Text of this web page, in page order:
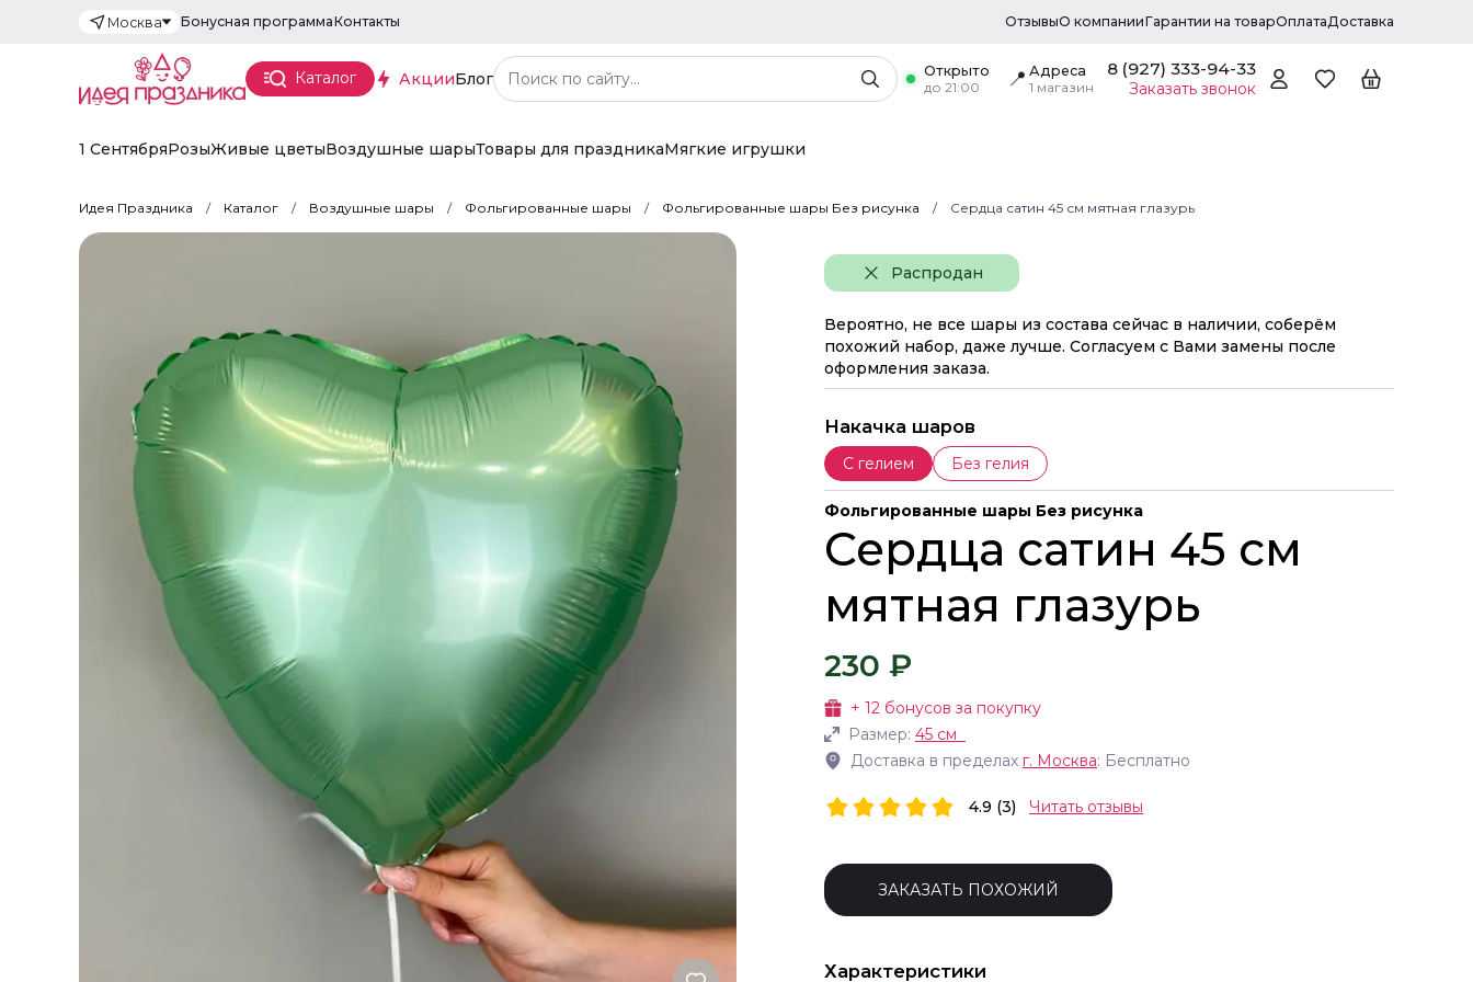
Москва Бонусная программаКонтакты ОтзывыО компанииГарантии на товарОплатаДоставка
Каталог АкцииБлог
Открыто
до 21:00
📍 Адреса
1 магазин
8 (927) 333-94-33
Заказать звонок
1 СентябряРозыЖивые цветыВоздушные шарыТовары для праздникаМягкие игрушки
Идея Праздника Каталог Воздушные шары Фольгированные шары Фольгированные шары Без рисунка Сердца сатин 45 см мятная глазурь
Распродан
Вероятно, не все шары из состава сейчас в наличии, соберём
похожий набор, даже лучше. Согласуем с Вами замены после
оформления заказа.
Накачка шаров
С гелием Без гелия
Фольгированные шары Без рисунка
Сердца сатин 45 см
мятная глазурь
230 ₽
+ 12 бонусов за покупку
Размер: 45 см
Доставка в пределах г. Москва: Бесплатно
4.9 (3) Читать отзывы
ЗАКАЗАТЬ ПОХОЖИЙ
Характеристики